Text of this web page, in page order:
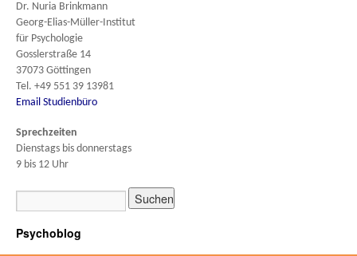
Dr. Nuria Brinkmann
Georg-Elias-Müller-Institut
für Psychologie
Gosslerstraße 14
37073 Göttingen
Tel. +49 551 39 13981
Email Studienbüro
Sprechzeiten
Dienstags bis donnerstags
9 bis 12 Uhr
Psychoblog